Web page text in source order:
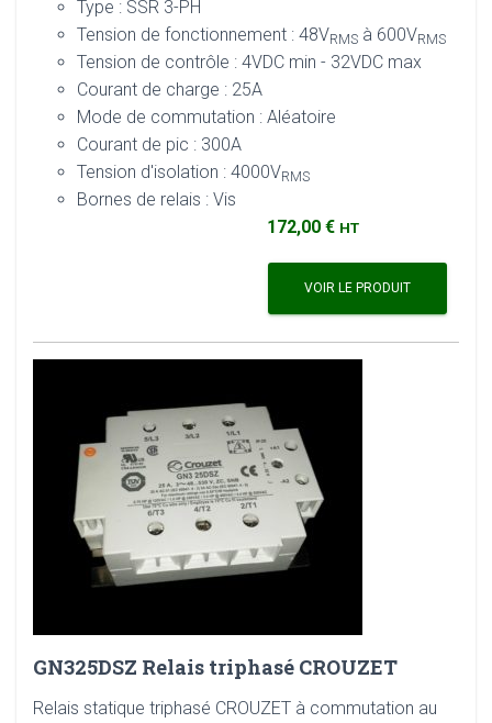
Type : SSR 3-PH
Tension de fonctionnement : 48VRMS à 600VRMS
Tension de contrôle : 4VDC min - 32VDC max
Courant de charge : 25A
Mode de commutation : Aléatoire
Courant de pic : 300A
Tension d'isolation : 4000VRMS
Bornes de relais : Vis
172,00 € HT
VOIR LE PRODUIT
GN325DSZ Relais triphasé CROUZET
Relais statique triphasé CROUZET à commutation au